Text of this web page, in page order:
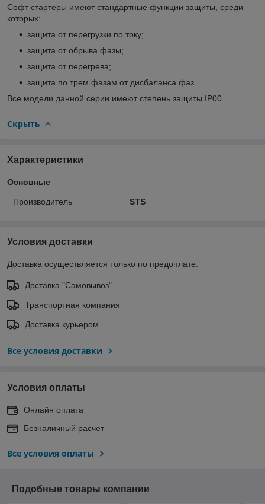
Софт стартеры имеют стандартные функции защиты, среди
которых:
защита от перегрузки по току;
защита от обрыва фазы;
защита от перегрева;
защита по трем фазам от дисбаланса фаз.
Все модели данной серии имеют степень защиты IP00.
Скрыть
Характеристики
Основные
Производитель STS
Условия доставки
Доставка осуществляется только по предоплате.
Доставка "Самовывоз"
Транспортная компания
Доставка курьером
Все условия доставки
Условия оплаты
Онлайн оплата
Безналичный расчет
Все условия оплаты
Подобные товары компании